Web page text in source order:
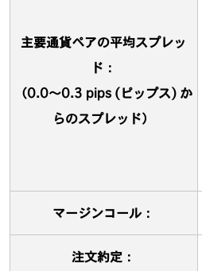
主要通貨ペアの平均スプレッ
ド：
（0.0〜0.3 pips (ピップス) か
らのスプレッド）
マージンコール：
注文約定：